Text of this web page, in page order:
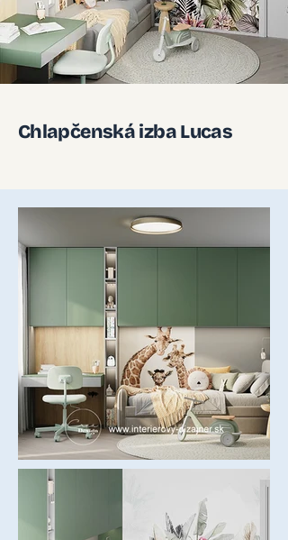
Chlapčenská izba Lucas